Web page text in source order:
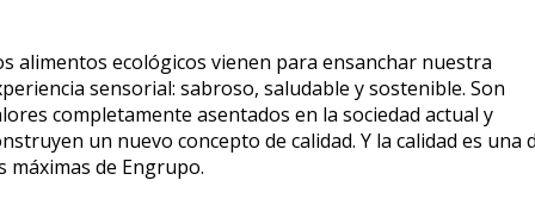
alimentos ecológicos vienen para ensanchar nuestra
sensorial: sabroso, saludable y sostenible. Son
completamente asentados en la sociedad actual y
un nuevo concepto de calidad. Y la calidad es una
máximas de Engrupo.